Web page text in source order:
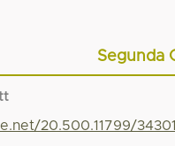
Segunda
20.500.11799/34301